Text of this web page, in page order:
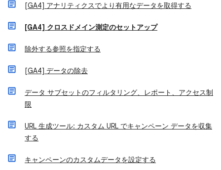
[GA4] アナリティクスでより有用なデータを取得する
[GA4] クロスドメイン測定のセットアップ
除外する参照を指定する
[GA4] データの除去
データ サブセットのフィルタリング、レポート、アクセス制
限
URL 生成ツール: カスタム URL でキャンペーン データを収集
する
キャンペーンのカスタムデータを設定する